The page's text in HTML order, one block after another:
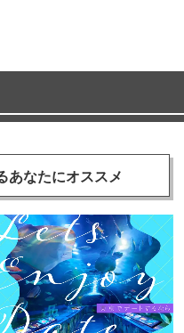
あなたにオススメ